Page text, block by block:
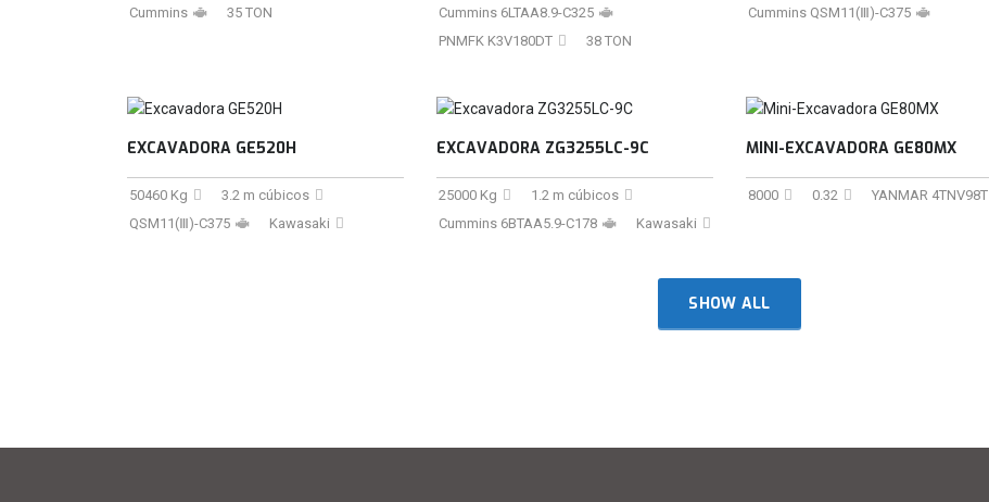
Cummins
35 TON
Cummins 6LTAA8.9-C325
PNMFK K3V180DT
38 TON
Cummins QSM11(Ⅲ)-C375
EXCAVADORA GE520H
50460 Kg
3.2 m cúbicos
QSM11(Ⅲ)-C375
Kawasaki
EXCAVADORA ZG3255LC-9C
25000 Kg
1.2 m cúbicos
Cummins 6BTAA5.9-C178
Kawasaki
MINI-EXCAVADORA GE80MX
8000 0.32 YANMAR 4TNV98T
SHOW ALL